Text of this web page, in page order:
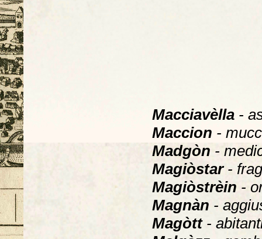
Macciavèlla -
Maccion -
Madgòn -
Magiòstar -
Magiòstrèin -
Magnàn -
Magòtt -